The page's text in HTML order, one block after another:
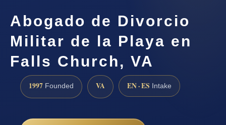
Abogado de Divorcio
Militar de la Playa en
Falls Church, VA
1997 Founded VA EN · ES Intake